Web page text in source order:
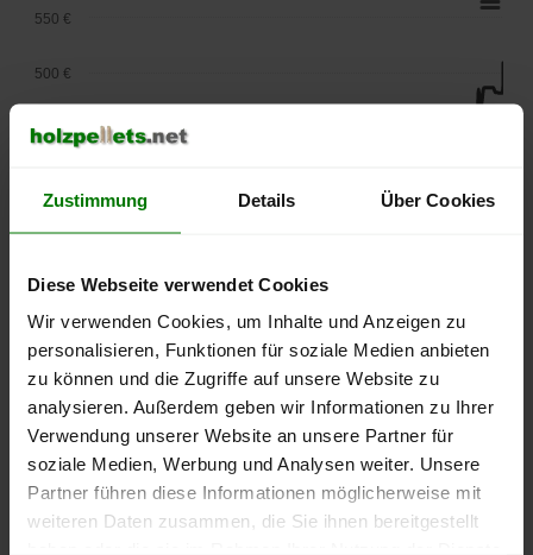
Zustimmung Details Über Cookies
Diese Webseite verwendet Cookies
Wir verwenden Cookies, um Inhalte und Anzeigen zu
personalisieren, Funktionen für soziale Medien anbieten
zu können und die Zugriffe auf unsere Website zu
analysieren. Außerdem geben wir Informationen zu Ihrer
Verwendung unserer Website an unsere Partner für
soziale Medien, Werbung und Analysen weiter. Unsere
Partner führen diese Informationen möglicherweise mit
weiteren Daten zusammen, die Sie ihnen bereitgestellt
lose Ware
2025
2026
2026
250 €
300 €
350 €
450 €
500 €
550 €
Die aktuelle Preisentwicklung für Holzpellets in Deutschland
können Sie jederzeit auf unsererPelletspreise-Seite
nachvollziehen.